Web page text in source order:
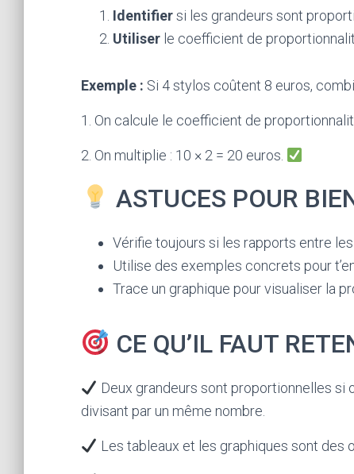
Identifiersi les grandeurs sont
Utiliser le coefficient de
Exemple : Si 4 stylos coûtent 8 euros,
1. On calcule le coefficient de
2. On multiplie : 10 × 2 = 20 euros.
ASTUCES POUR
Vérifie toujours si les rapports entre
Utilise des exemples concrets pour
Trace un graphique pour visualiser la
CE QU’IL FAUT
Deux grandeurs sont proportionnelles si
divisant par un même nombre.
Les tableaux et les graphiques sont des